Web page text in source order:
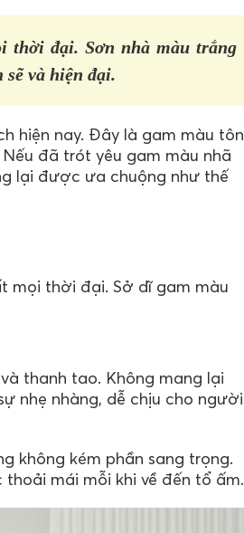
thời đại. Sơn nhà màu trắng
sẽ và hiện đại.
hiện nay. Đây là gam màu tôn
đã trót yêu gam màu nhã
lại được ưa chuộng như thế
mọi thời đại. Sở dĩ gam màu
thanh tao. Không mang lại
nhẹ nhàng, dễ chịu cho người
không kém phần sang trọng.
mái mỗi khi về đến tổ ấm.